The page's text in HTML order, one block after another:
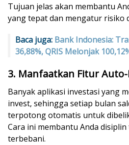
Tujuan jelas akan membantu
yang tepat dan mengatur risiko
Baca juga: Bank Indonesia:
36,88%, QRIS Melonjak
3. Manfaatkan Fitur
Banyak aplikasi investasi yang
invest, sehingga setiap bulan
terpotong otomatis untuk
Cara ini membantu Anda
terbebani.